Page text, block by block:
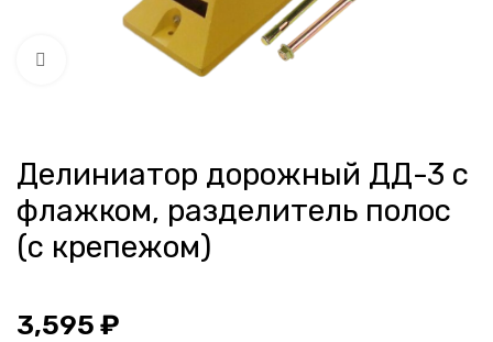
Нажмите, чтобы увеличить
Делиниатор дорожный ДД-3 с
флажком, разделитель полос
(с крепежом)
3,595 ₽